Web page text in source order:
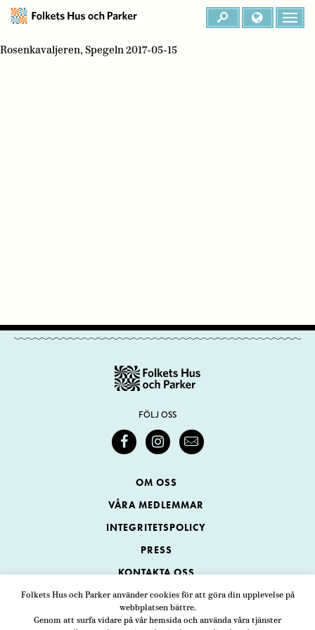
Folkets Hus och Parker använder cookies för att göra din upplevelse på
webbplatsen bättre.
Genom att surfa vidare på vår hemsida och använda våra tjänster
Rosenkavaljeren, Spegeln 2017-05-15
FÖLJ OSS
OM OSS
VÅRA MEDLEMMAR
INTEGRITETSPOLICY
PRESS
KONTAKTA OSS
Folkets Hus och Parker